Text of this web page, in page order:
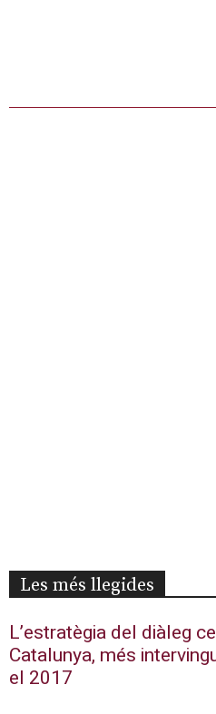
Les més llegides
L’estratègia del diàleg
Catalunya, més
el 2017